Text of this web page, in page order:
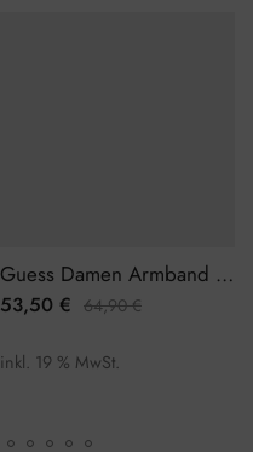
Guess Damen Armband JUBB03113JWRHL
53,50 € 64,90€
inkl. 19 % MwSt.